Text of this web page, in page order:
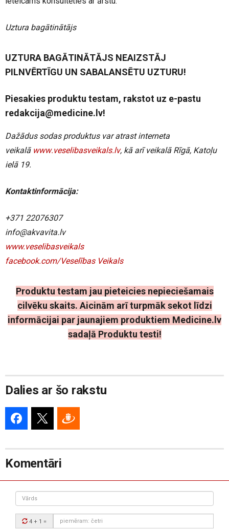
Uztura bagātinātājs
UZTURA BAGĀTINĀTĀJS NEAIZSTĀJ
PILNVĒRTĪGU UN SABALANSĒTU UZTURU!
Piesakies produktu testam, rakstot uz e-pastu
redakcija@medicine.lv!
Dažādus sodas produktus var atrastinterneta
veikalā www.veselibasveikals.lv, kā arīveikalā Rīgā, Katoļu
ielā 19.
Kontaktinformācija:
+371 22076307
info@akvavita.lv
www.veselibasveikals
facebook.com/Veselības Veikals
Produktu testam jau pieteicies nepieciešamais
cilvēku skaits. Aicinām arī turpmāk sekot līdzi
informācijai par jaunajiem produktiem Medicine.lv
sadaļā Produktu testi!
Dalies ar šo rakstu
Komentāri
Vārds
Drošības
kods:
4 + 1 =